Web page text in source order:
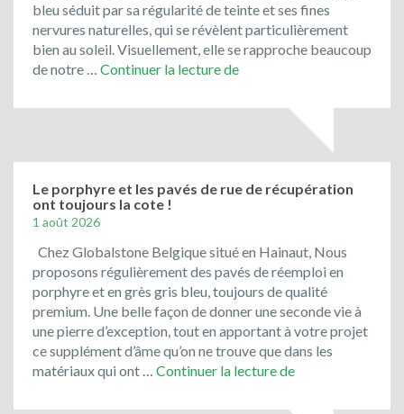
bleu séduit par sa régularité de teinte et ses fines
nervures naturelles, qui se révèlent particulièrement
bien au soleil. Visuellement, elle se rapproche beaucoup
de notre … Continuer la lecture deToujours
promotion
bleu
du
Le porphyre et les pavés de rue de récupération
ont toujours la cote !
1 août 2026
Chez Globalstone Belgique situé en Hainaut, Nous
proposons régulièrement des pavés de réemploi en
porphyre et en grès gris bleu, toujours de qualité
premium. Une belle façon de donner une seconde vie à
une pierre d’exception, tout en apportant à votre projet
ce supplément d’âme qu’on ne trouve que dans les
matériaux qui ont … Continuer la lecture deLe